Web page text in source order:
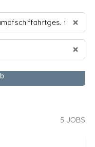
5 JOBS